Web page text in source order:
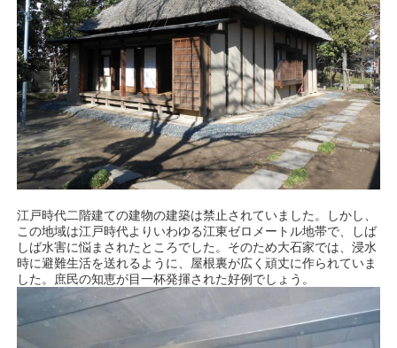
江戸時代二階建ての建物の建築は禁止されていました。しかし、
この地域は江戸時代よりいわゆる江東ゼロメートル地帯で、しば
しば水害に悩まされたところでした。そのため大石家では、浸水
時に避難生活を送れるように、屋根裏が広く頑丈に作られていま
した。庶民の知恵が目一杯発揮された好例でしょう。